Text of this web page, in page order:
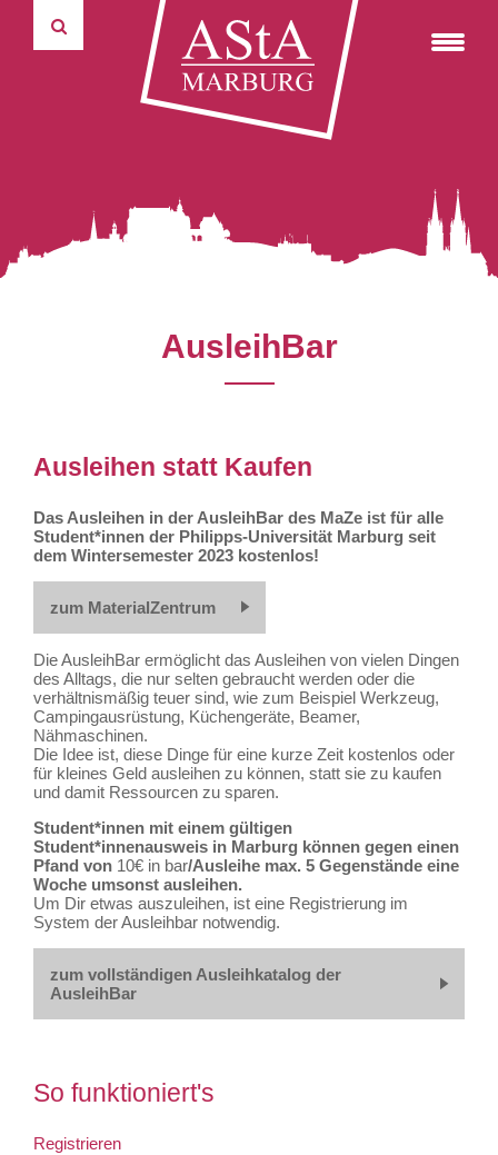
Wahlausschuss
Widerspruchsausschuss
Rechnungsprüfungsausschuss
Universitätspräsidium
Fahrradverleihsystem
Kulturticket
Autonome Tutorien
studentische und universitäre Selbstverwaltung
Informations- & Kommunikationstechnik
75 Jahre marburger Politikwissenschaft
autonome Tutorien
Pressemitteilungen
Reader & weiterer Lesestoff
Satzungen und Ordnungen
AusleihBar
Ausleihen statt Kaufen
Das Ausleihen in der AusleihBar des MaZe ist für alle
Student*innen der Philipps-Universität Marburg seit
dem Wintersemester 2023 kostenlos!
zum MaterialZentrum
Die AusleihBar ermöglicht das Ausleihen von vielen Dingen
des Alltags, die nur selten gebraucht werden oder die
verhältnismäßig teuer sind, wie zum Beispiel Werkzeug,
Campingausrüstung, Küchengeräte, Beamer,
Nähmaschinen.
Die Idee ist, diese Dinge für eine kurze Zeit kostenlos oder
für kleines Geld ausleihen zu können, statt sie zu kaufen
und damit Ressourcen zu sparen.
Student*innen mit einem gültigen
Student*innenausweis in Marburg können gegen einen
Pfand von 10€ in bar/Ausleihe max. 5 Gegenstände eine
Woche umsonst ausleihen.
Um Dir etwas auszuleihen, ist eine Registrierung im
System der Ausleihbar notwendig.
zum vollständigen Ausleihkatalog der
AusleihBar
So funktioniert's
Registrieren